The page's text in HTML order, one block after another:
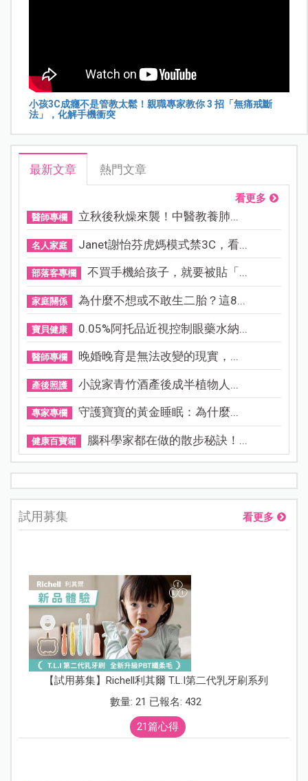
小孩3C成癮不是管教太鬆！親職專家教你 3 招「無痛戒斷
法」，化解手機衝突
最新文章 熱門文章
看更多
醫師專欄 立秋後秋燥來襲！中醫教養肺...
名人家庭 Janet謝怡芬虎媽模式禁3C，看...
部落客專欄 不買手機給孩子，就要被貼「...
家庭關係 為什麼不想或不敢生二胎？這8...
寶貝健康 0.05%阿托品近視控制眼藥水納...
醫師專欄 晚婚晚育是無法改變的現實，...
產後照護 小說家青竹酒產後成半植物人...
專家專欄 守護寶寶的黃金睡眠：為什麼...
健康百寶箱 腦科學家都在做的散步秘訣！...
試用募集 看更多
【試用募集】Richell利其爾 T.L.I第二代乳牙刷系列
數量: 21 已報名: 432
21篇心得